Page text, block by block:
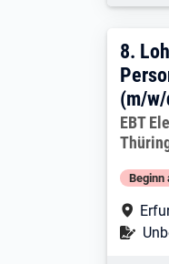
8.
8.
(m/
EBT
Beginn